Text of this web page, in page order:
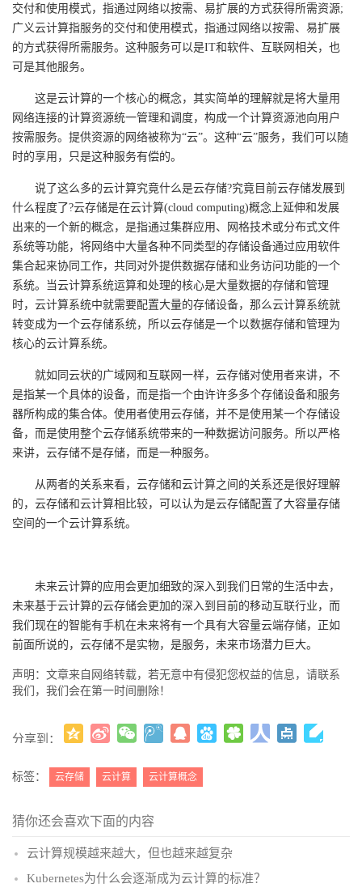
交付和使用模式，指通过网络以按需、易扩展的方式获得所需资源;
广义云计算指服务的交付和使用模式，指通过网络以按需、易扩展
的方式获得所需服务。这种服务可以是IT和软件、互联网相关，也
可是其他服务。
这是云计算的一个核心的概念，其实简单的理解就是将大量用
网络连接的计算资源统一管理和调度，构成一个计算资源池向用户
按需服务。提供资源的网络被称为“云”。这种“云”服务，我们可以随
时的享用，只是这种服务有偿的。
说了这么多的云计算究竟什么是云存储?究竟目前云存储发展到
什么程度了?云存储是在云计算(cloud computing)概念上延伸和发展
出来的一个新的概念，是指通过集群应用、网格技术或分布式文件
系统等功能，将网络中大量各种不同类型的存储设备通过应用软件
集合起来协同工作，共同对外提供数据存储和业务访问功能的一个
系统。当云计算系统运算和处理的核心是大量数据的存储和管理
时，云计算系统中就需要配置大量的存储设备，那么云计算系统就
转变成为一个云存储系统，所以云存储是一个以数据存储和管理为
核心的云计算系统。
就如同云状的广域网和互联网一样，云存储对使用者来讲，不
是指某一个具体的设备，而是指一个由许许多多个存储设备和服务
器所构成的集合体。使用者使用云存储，并不是使用某一个存储设
备，而是使用整个云存储系统带来的一种数据访问服务。所以严格
来讲，云存储不是存储，而是一种服务。
从两者的关系来看，云存储和云计算之间的关系还是很好理解
的，云存储和云计算相比较，可以认为是云存储配置了大容量存储
空间的一个云计算系统。
未来云计算的应用会更加细致的深入到我们日常的生活中去，
未来基于云计算的云存储会更加的深入到目前的移动互联行业，而
我们现在的智能有手机在未来将有一个具有大容量云端存储，正如
前面所说的，云存储不是实物，是服务，未来市场潜力巨大。
声明：文章来自网络转载，若无意中有侵犯您权益的信息，请联系
我们，我们会在第一时间删除！
分享到：
标签： 云存储 云计算 云计算概念
猜你还会喜欢下面的内容
云计算规模越来越大，但也越来越复杂
Kubernetes为什么会逐渐成为云计算的标准？